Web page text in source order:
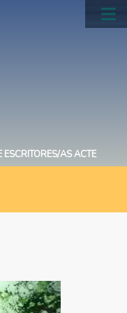
AS ACTE